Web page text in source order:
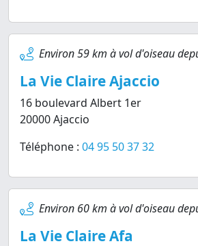
Environ 59 km à vol d'oiseau
La Vie Claire Ajaccio
16 boulevard Albert 1er
20000 Ajaccio
Téléphone : 04 95 50 37 32
Environ 60 km à vol d'oiseau
La Vie Claire Afa